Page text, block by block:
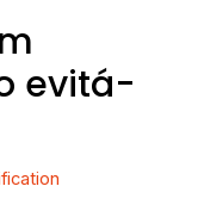
evitá-